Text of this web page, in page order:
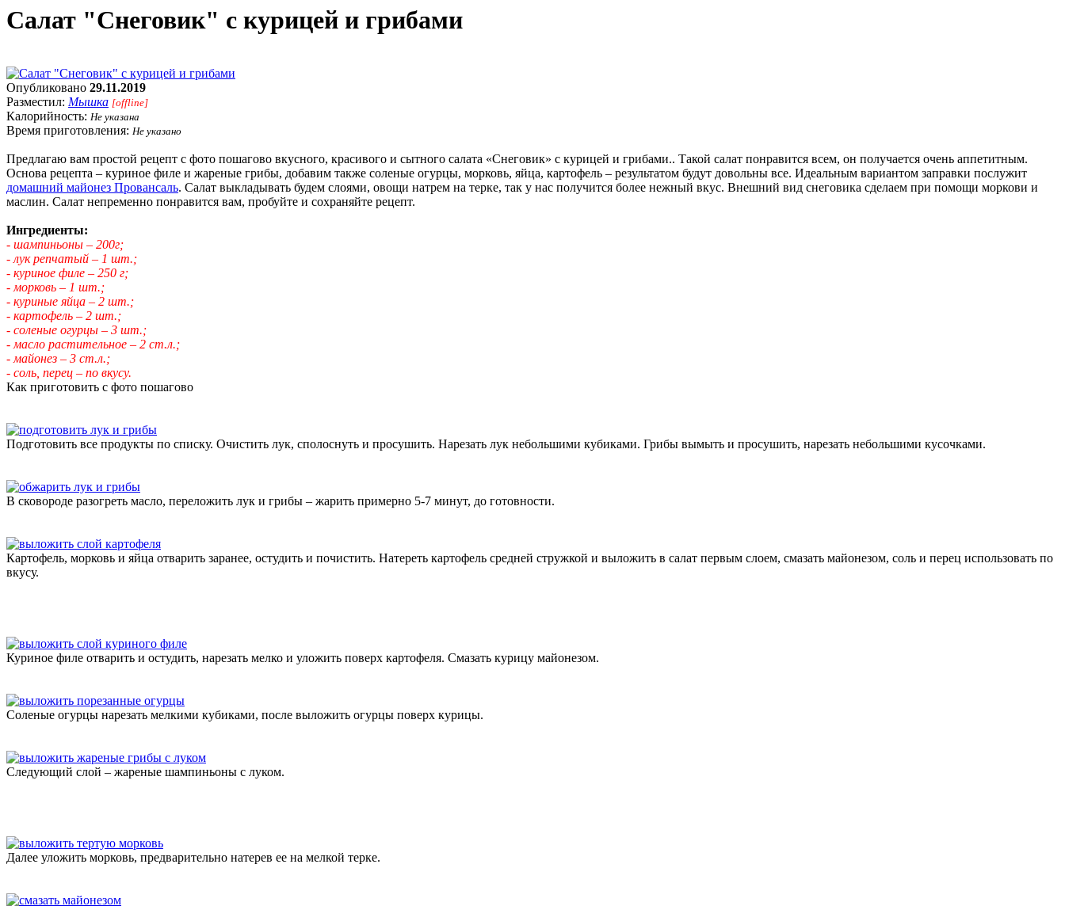
Салат "Снеговик" с курицей и грибами
Опубликовано 29.11.2019
Разместил: Мышка [offline]
Калорийность: Не указана
Время приготовления: Не указано
Предлагаю вам простой рецепт с фото пошагово вкусного, красивого и сытного салата «Снеговик» с курицей и грибами.. Такой салат понравится всем, он получается очень аппетитным.
Основа рецепта – куриное филе и жареные грибы, добавим также соленые огурцы, морковь, яйца, картофель – результатом будут довольны все. Идеальным вариантом заправки послужит
домашний майонез Провансаль. Салат выкладывать будем слоями, овощи натрем на терке, так у нас получится более нежный вкус. Внешний вид снеговика сделаем при помощи моркови и
маслин. Салат непременно понравится вам, пробуйте и сохраняйте рецепт.
Ингредиенты:
- шампиньоны – 200г;
- лук репчатый – 1 шт.;
- куриное филе – 250 г;
- морковь – 1 шт.;
- куриные яйца – 2 шт.;
- картофель – 2 шт.;
- соленые огурцы – 3 шт.;
- масло растительное – 2 ст.л.;
- майонез – 3 ст.л.;
- соль, перец – по вкусу.
Как приготовить с фото пошагово
Подготовить все продукты по списку. Очистить лук, сполоснуть и просушить. Нарезать лук небольшими кубиками. Грибы вымыть и просушить, нарезать небольшими кусочками.
В сковороде разогреть масло, переложить лук и грибы – жарить примерно 5-7 минут, до готовности.
Картофель, морковь и яйца отварить заранее, остудить и почистить. Натереть картофель средней стружкой и выложить в салат первым слоем, смазать майонезом, соль и перец использовать по
вкусу.
Куриное филе отварить и остудить, нарезать мелко и уложить поверх картофеля. Смазать курицу майонезом.
Соленые огурцы нарезать мелкими кубиками, после выложить огурцы поверх курицы.
Следующий слой – жареные шампиньоны с луком.
Далее уложить морковь, предварительно натерев ее на мелкой терке.